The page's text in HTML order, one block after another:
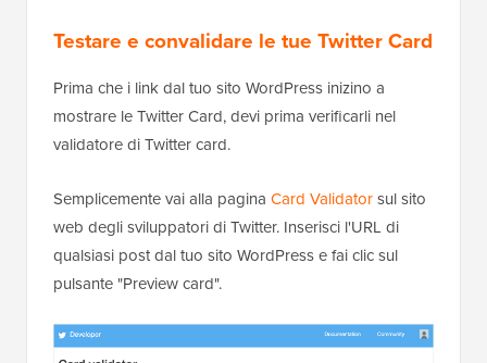
Testare e convalidare le tue Twitter Card
Prima che i link dal tuo sito WordPress inizino a
mostrare le Twitter Card, devi prima verificarli nel
validatore di Twitter card.
Semplicemente vai alla pagina Card Validatorsul sito
web degli sviluppatori di Twitter. Inserisci l'URL di
qualsiasi post dal tuo sito WordPress e fai clic sul
pulsante "Preview card".